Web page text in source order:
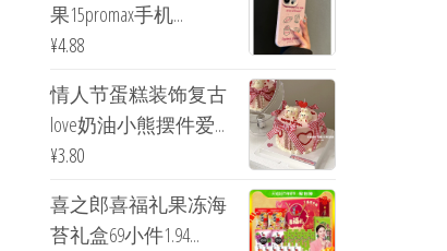
果15promax手机...
¥4.88
情人节蛋糕装饰复古
love奶油小熊摆件爱...
¥3.80
喜之郎喜福礼果冻海
苔礼盒69小件1.94...